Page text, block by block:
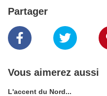
Partager
Vous aimerez aussi
L'accent du Nord...